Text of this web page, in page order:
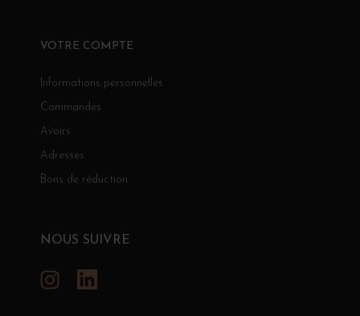
VOTRE COMPTE
Informations personnelles
Commandes
Avoirs
Adresses
Bons de réduction
NOUS SUIVRE
Instagram